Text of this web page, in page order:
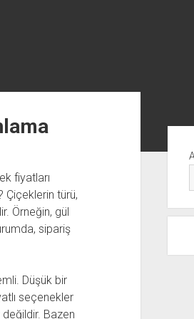
fiyatları
Çiçeklerin türü,
Örneğin, gül
sipariş
Düşük bir
seçenekler
Bazen